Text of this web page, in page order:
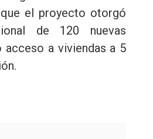
el proyecto otorgó
de 120 nuevas
acceso a viviendas a 5